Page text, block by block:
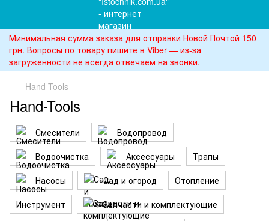
Минимальная сумма заказа для отправки Новой Почтой 150
грн. Вопросы по товару пишите в Viber — из-за
загруженности не всегда отвечаем на звонки.
Hand-Tools
Hand-Tools
Смесители
Водопровод
Водоочистка
Аксессуары
Трапы
Насосы
Сад и огород
Отопление
Инструмент
Запчасти и комплектующие